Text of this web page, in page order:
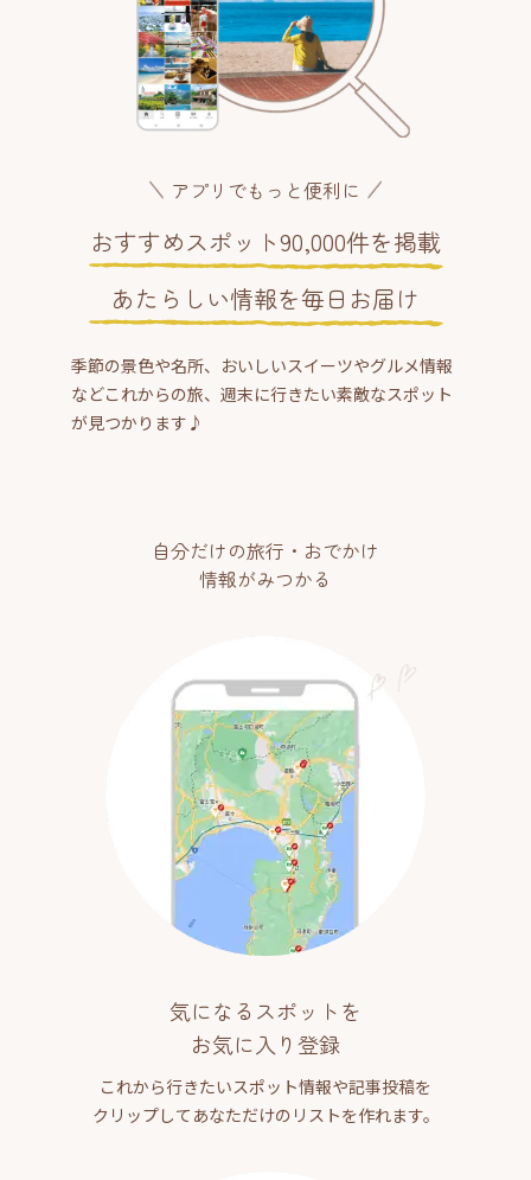
アプリでもっと便利に
おすすめスポット90,000件を掲載
あたらしい情報を毎日お届け
季節の景色や名所、おいしいスイーツやグルメ情報
などこれからの旅、週末に行きたい素敵なスポット
が見つかります♪
自分だけの旅行・おでかけ
情報がみつかる
気になるスポットを
お気に入り登録
これから行きたいスポット情報や記事投稿を
クリップしてあなただけのリストを作れます。